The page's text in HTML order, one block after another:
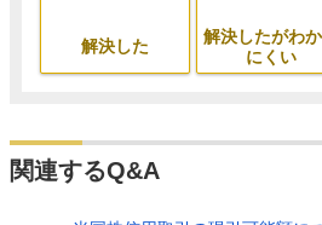
解決した
解決したがわか
にくい
関連するQ&A